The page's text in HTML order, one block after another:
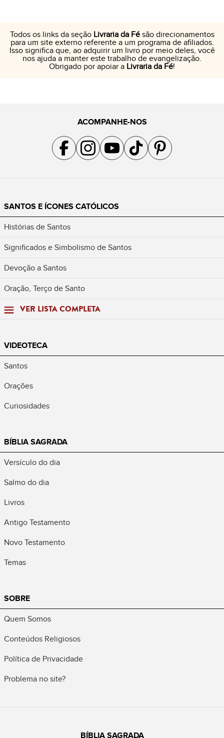
Todos os links da seção Livraria da Fésão direcionamentos
para um site externo referente a um programa de afiliados.
Isso significa que, ao adquirir um livro por meio deles, você
nos ajuda a manter este trabalho de evangelização.
Obrigado por apoiar a Livraria da Fé!
ACOMPANHE-NOS
Acompanhe a gente no Facebook
Acompanhe a gente no Instagram
Acompanhe a gente no YouTube
Acompanhe a gente no TikTok
Acompanhe a gente no
SANTOS E ÍCONES CATÓLICOS
Histórias de Santos
Significados e Simbolismo de Santos
Devoção a Santos
Oração, Terço de Santo
VER LISTA COMPLETA
VIDEOTECA
Santos
Orações
Curiosidades
BÍBLIA SAGRADA
Versículo do dia
Salmo do dia
Livros
Antigo Testamento
Novo Testamento
Temas
SOBRE
Quem Somos
Conteúdos Religiosos
Política de Privacidade
Problema no site?
BÍBLIA SAGRADA